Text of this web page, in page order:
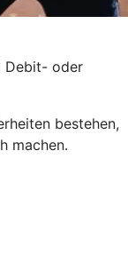
Debit- oder
bestehen,
machen.